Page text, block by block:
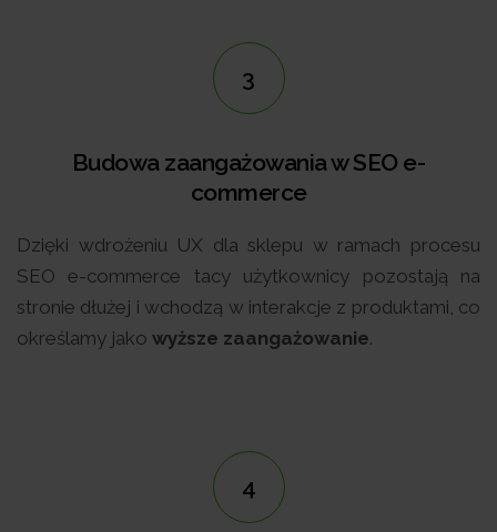
3
Budowa zaangażowania w SEO e-
commerce
Dzięki wdrożeniu UX dla sklepu w ramach procesu
SEO e-commerce tacy użytkownicy pozostają na
stronie dłużej i wchodzą w interakcje z produktami, co
określamy jako wyższe zaangażowanie.
4